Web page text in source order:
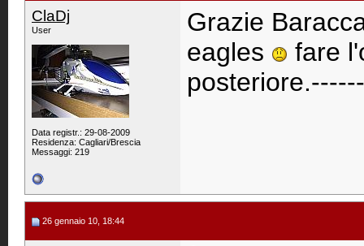
ClaDj
User
Data registr.: 29-08-2009
Residenza: Cagliari/Brescia
Messaggi: 219
Grazie
eagles
fare
26 gennaio 10, 18:44